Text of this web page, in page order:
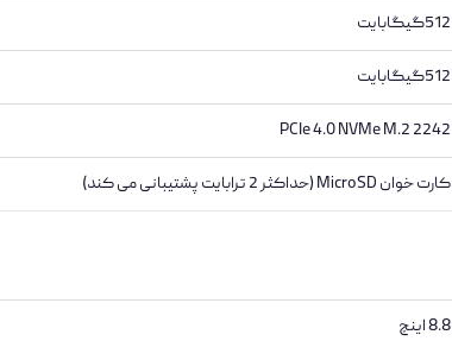
512گیگابایت
512گیگابایت
PCIe 4.0 NVMe M.2 2242
کارت خوان MicroSD (حداکثر 2 ترابایت پشتیبانی می کند)
8.8 اینچ